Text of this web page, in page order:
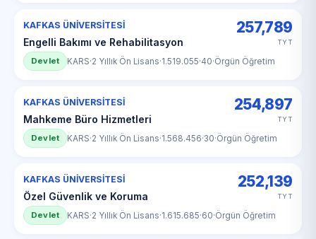
KAFKAS ÜNİVERSİTESİ
Engelli Bakımı ve Rehabilitasyon
257,789
TYT
Devlet KARS·2 Yıllık Ön Lisans·1.519.055·40·Örgün Öğretim
KAFKAS ÜNİVERSİTESİ
Mahkeme Büro Hizmetleri
254,897
TYT
Devlet KARS·2 Yıllık Ön Lisans·1.568.456·30·Örgün Öğretim
KAFKAS ÜNİVERSİTESİ
Özel Güvenlik ve Koruma
252,139
TYT
Devlet KARS·2 Yıllık Ön Lisans·1.615.685·60·Örgün Öğretim